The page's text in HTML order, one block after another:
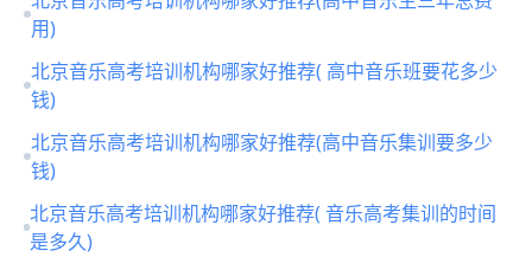
用)
北京音乐高考培训机构哪家好推荐( 高中音乐班要花多少
钱)
北京音乐高考培训机构哪家好推荐(高中音乐集训要多少
钱)
北京音乐高考培训机构哪家好推荐( 音乐高考集训的时间
是多久)